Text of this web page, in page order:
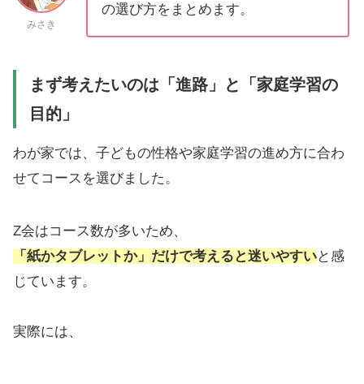
みさき
の選び方をまとめます。
まず考えたいのは「進路」と「家庭学習の
目的」
わが家では、子どもの性格や家庭学習の進め方に合わ
せてコースを選びました。
Z会はコース数が多いため、
「紙かタブレットか」だけで考えると迷いやすいと感
じています。
実際には、